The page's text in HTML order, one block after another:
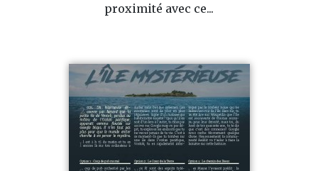
proximité avec ce...